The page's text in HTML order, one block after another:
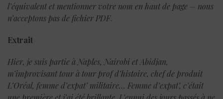
l’équivalent et mentionner votre nom en haut de page – nous
n’acceptons pas de fichier PDF.
Extrait
Hier, je suis partie à Naples, Nairobi et Abidjan,
m’improvisant tour à tour prof d’histoire, chef de produit
L’Oréal, femme d’expat’ militaire… Femme d’expat’, c’était